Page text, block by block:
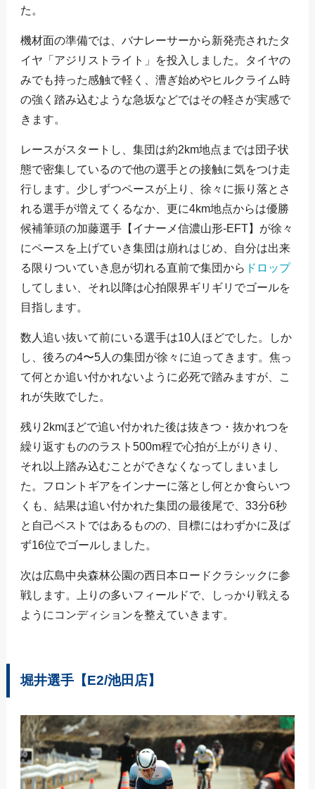
た。
機材面の準備では、バナレーサーから新発売されたタ
イヤ「アジリストライト」を投入しました。タイヤの
みでも持った感触で軽く、漕ぎ始めやヒルクライム時
の強く踏み込むような急坂などではその軽さが実感で
きます。
レースがスタートし、集団は約2km地点までは団子状
態で密集しているので他の選手との接触に気をつけ走
行します。少しずつペースが上り、徐々に振り落とさ
れる選手が増えてくるなか、更に4km地点からは優勝
候補筆頭の加藤選手【イナーメ信濃山形-EFT】が徐々
にペースを上げていき集団は崩れはじめ、自分は出来
る限りついていき息が切れる直前で集団から ドロップ
してしまい、それ以降は心拍限界ギリギリでゴールを
目指します。
数人追い抜いて前にいる選手は10人ほどでした。しか
し、後ろの4〜5人の集団が徐々に迫ってきます。焦っ
て何とか追い付かれないように必死で踏みますが、こ
れが失敗でした。
残り2kmほどで追い付かれた後は抜きつ・抜かれつを
繰り返すもののラスト500m程で心拍が上がりきり、
それ以上踏み込むことができなくなってしまいまし
た。フロントギアをインナーに落とし何とか食らいつ
くも、結果は追い付かれた集団の最後尾で、33分6秒
と自己ベストではあるものの、目標にはわずかに及ば
ず16位でゴールしました。
次は広島中央森林公園の西日本ロードクラシックに参
戦します。上りの多いフィールドで、しっかり戦える
ようにコンディションを整えていきます。
堀井選手【E2/池田店】